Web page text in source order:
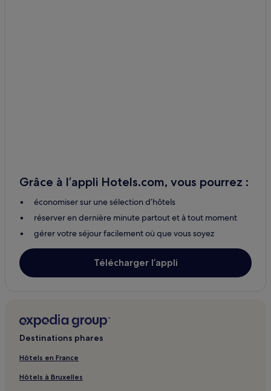
Otavalo : hôtels
San Pedro de Pataquí : hôtels
Selva Alegre : hôtels
Otavalo : hôtels Hôtels familiaux
Grâce à l’appli Hotels.com, vous pourrez :
économiser sur une sélection d’hôtels
réserver en dernière minute partout et à tout moment
gérer votre séjour facilement où que vous soyez
Télécharger l’appli
Destinations phares
Hôtels en France
Hôtels à Bruxelles